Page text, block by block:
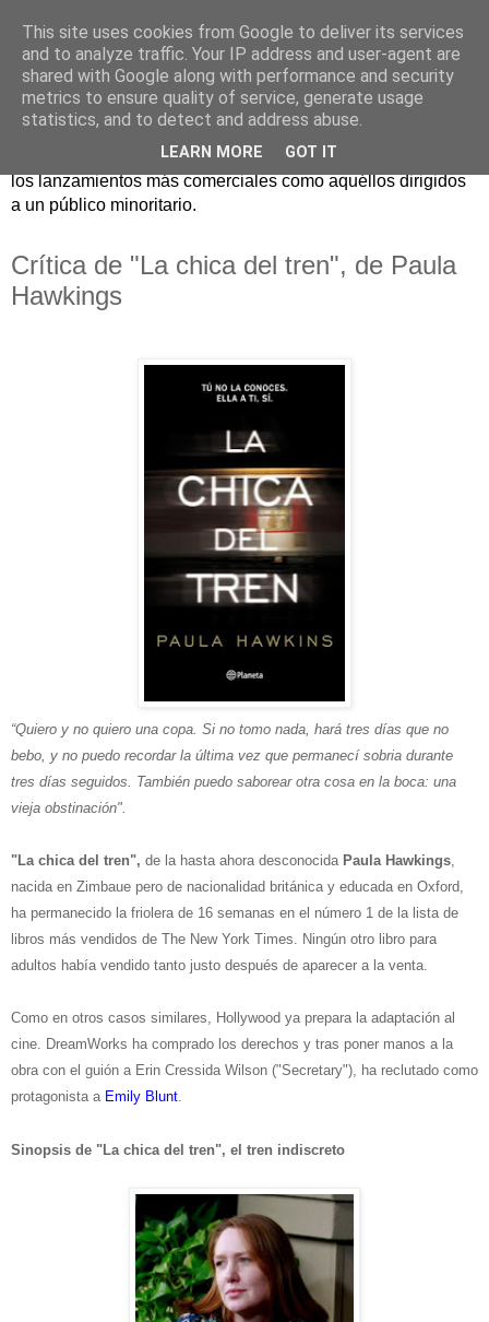
Críticas y reseñas de las principales novedades literarias
editadas en España. En Crítica de libros tienen cabida tanto
los lanzamientos más comerciales como aquéllos dirigidos
a un público minoritario.
Crítica de "La chica del tren", de Paula
Hawkings
“Quiero y no quiero una copa. Si no tomo nada, hará tres días que no
bebo, y no puedo recordar la última vez que permanecí sobria durante
tres días seguidos. También puedo saborear otra cosa en la boca: una
vieja obstinación".
"La chica del tren", de la hasta ahora desconocida Paula Hawkings,
nacida en Zimbaue pero de nacionalidad británica y educada en Oxford,
ha permanecido la friolera de 16 semanas en el número 1 de la lista de
libros más vendidos de The New York Times. Ningún otro libro para
adultos había vendido tanto justo después de aparecer a la venta.
Como en otros casos similares, Hollywood ya prepara la adaptación al
cine. DreamWorks ha comprado los derechos y tras poner manos a la
obra con el guión a Erin Cressida Wilson ("Secretary"), ha reclutado como
protagonista a Emily Blunt.
Sinopsis de "La chica del tren", el tren indiscreto
This site uses cookies from Google to deliver its services
and to analyze traffic. Your IP address and user-agent are
shared with Google along with performance and security
metrics to ensure quality of service, generate usage
statistics, and to detect and address abuse.
LEARN MORE GOT IT